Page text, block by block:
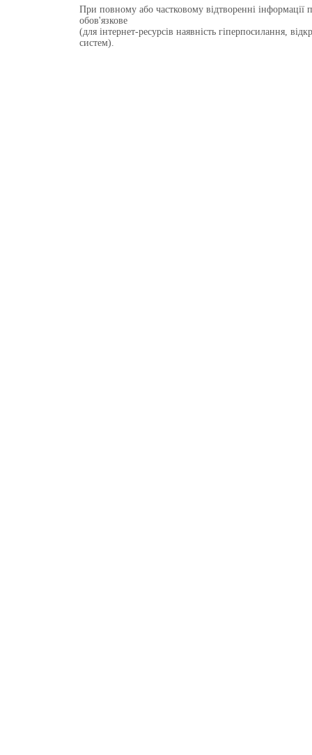
При повному або частковому відтворенні інформації
обов'язкове
(для інтернет-ресурсів наявність гіперпосилання,
систем).